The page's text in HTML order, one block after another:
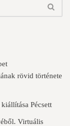
rövid története
Pécsett
Virtuális